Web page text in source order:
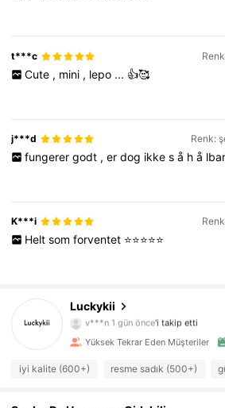
t***c
Cute , mini , lepo ... 👍🥰
j***d Renk:
fungerer godt , er dog ikke s å h å
K***i
Helt som forventet ⭐️⭐️⭐️⭐️⭐️
Luckykii
4,88
1.1K Takipçiler
v***n 1 gün önce
4,88
1.1K Takipçiler
1.1K Takipçiler
4,88 1.1K Takipçiler
Yüksek Tekrar Eden Müşteriler
iyi kalite (600+) resme sadık (500+)